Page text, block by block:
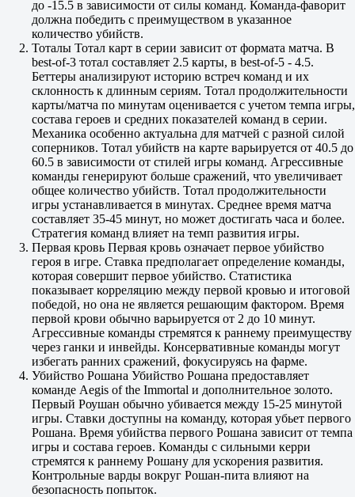
Satanic (PARIVISION)
Yatoro (Team Spirit)
Ghost (GamerLegion)
Malr1ne (Team Falcons)
Pure (1W Team)
No[o]ne- (PARIVISION)
Larl (Team Spirit)
gpk (BB Team)
Mikoto (Aurora)
CHIRA_JUNIOR (Team Yandex)
Sumail (Nigma Galaxy)
Yuma (LGD Gaming)
Nisha (Team Liquid)
skiter (Team Falcons)
miCKe (Team Liquid)
ATF (Team Falcons)
Любой другой
The International. Игрок с наибольшим количеством
уничтоженных курьеров
до 13.08 05:00
Cr1t- (Team Falcons)
9Class (PARIVISION)
Malady (Team Yandex)
Saksa (Team Yandex)
Mira (Aurora)
Kj (LGD Gaming)
Thiolicor (LGD Gaming)
Boxi (Team Liquid)
Davai Lama (Nigma Galaxy)
planet (Team Resilience)
OmaR (Nigma Galaxy)
до -15.5 в зависимости от силы команд. Команда-фаворит
должна победить с преимуществом в указанное
количество убийств.
Тоталы Тотал карт в серии зависит от формата матча. В
best-of-3 тотал составляет 2.5 карты, в best-of-5 - 4.5.
Беттеры анализируют историю встреч команд и их
склонность к длинным сериям. Тотал продолжительности
карты/матча по минутам оценивается с учетом темпа игры,
состава героев и средних показателей команд в серии.
Механика особенно актуальна для матчей с разной силой
соперников. Тотал убийств на карте варьируется от 40.5 до
60.5 в зависимости от стилей игры команд. Агрессивные
команды генерируют больше сражений, что увеличивает
общее количество убийств. Тотал продолжительности
игры устанавливается в минутах. Среднее время матча
составляет 35-45 минут, но может достигать часа и более.
Стратегия команд влияет на темп развития игры.
Первая кровь Первая кровь означает первое убийство
героя в игре. Ставка предполагает определение команды,
которая совершит первое убийство. Статистика
показывает корреляцию между первой кровью и итоговой
победой, но она не является решающим фактором. Время
первой крови обычно варьируется от 2 до 10 минут.
Агрессивные команды стремятся к раннему преимуществу
через ганки и инвейды. Консервативные команды могут
избегать ранних сражений, фокусируясь на фарме.
Убийство Рошана Убийство Рошана предоставляет
команде Aegis of the Immortal и дополнительное золото.
Первый Роушан обычно убивается между 15-25 минутой
игры. Ставки доступны на команду, которая убьет первого
Рошана. Время убийства первого Рошана зависит от темпа
игры и состава героев. Команды с сильными керри
стремятся к раннему Рошану для ускорения развития.
Контрольные варды вокруг Рошан-пита влияют на
безопасность попыток.